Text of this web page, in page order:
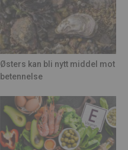
Østers kan bli nytt middel mot
betennelse